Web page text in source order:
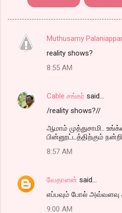
C
e
Muthusamy
reality shows?
8:55 AM
Cable சங்கர் said…
/reality shows?//
ஆமாம் முத்துசாமி..
பின்னூட்டத்திற்கும் நன்றி
8:57 AM
வேதாளன் said…
எப்பவும் போல் அவ்வளவு
9:00 AM